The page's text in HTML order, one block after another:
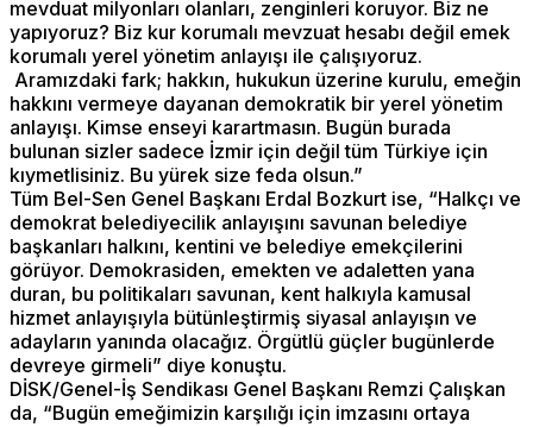
mevduat milyonları olanları, zenginleri koruyor. Biz ne
yapıyoruz? Biz kur korumalı mevzuat hesabı değil emek
korumalı yerel yönetim anlayışı ile çalışıyoruz.
Aramızdaki fark; hakkın, hukukun üzerine kurulu, emeğin
hakkını vermeye dayanan demokratik bir yerel yönetim
anlayışı. Kimse enseyi karartmasın. Bugün burada
bulunan sizler sadece İzmir için değil tüm Türkiye için
kıymetlisiniz. Bu yürek size feda olsun.”
Tüm Bel-Sen Genel Başkanı Erdal Bozkurt ise, “Halkçı ve
demokrat belediyecilik anlayışını savunan belediye
başkanları halkını, kentini ve belediye emekçilerini
görüyor. Demokrasiden, emekten ve adaletten yana
duran, bu politikaları savunan, kent halkıyla kamusal
hizmet anlayışıyla bütünleştirmiş siyasal anlayışın ve
adayların yanında olacağız. Örgütlü güçler bugünlerde
devreye girmeli” diye konuştu.
DİSK/Genel-İş Sendikası Genel Başkanı Remzi Çalışkan
da, “Bugün emeğimizin karşılığı için imzasını ortaya